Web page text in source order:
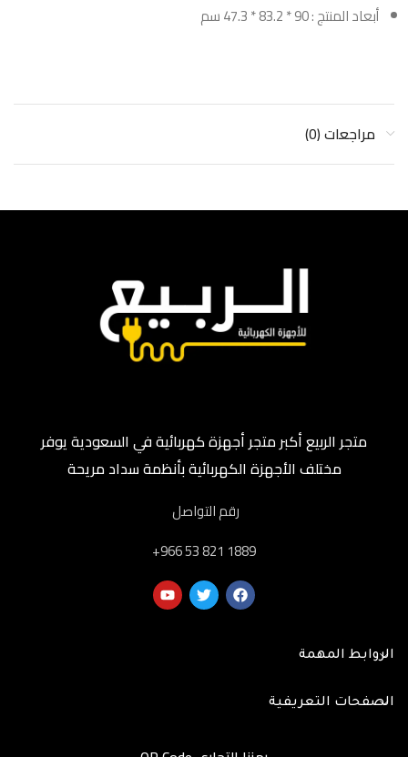
أبعاد المنتج : 90 * 83.2 * 47.3 سم
مراجعات (0)
متجر الربيع أكبر متجر أجهزة كهربائية في السعودية يوفر
مختلف الأجهزة الكهربائية بأنظمة سداد مريحة
رقم التواصل
‎+966 53 821 1889
الروابط المهمة
الصفحات التعريفية